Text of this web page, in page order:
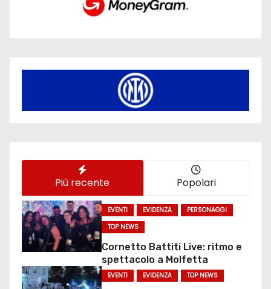
Più recente Popolari
EVENTI EVIDENZA
PERSONAGGI
TOP NEWS
Cornetto Battiti Live: ritmo e
spettacolo a Molfetta
EVENTI EVIDENZA TOP NEWS